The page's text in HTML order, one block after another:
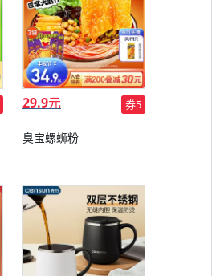
29.9元 券5
臭宝螺蛳粉